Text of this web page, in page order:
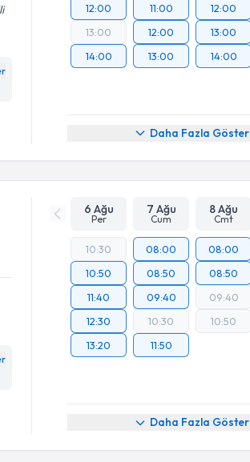
12:00
13:00
14:00
11:00
12:00
13:00
12:00
13:00
14:00
Daha Fazla Göster
6 Ağu
Per
7 Ağu
Cum
8 Ağu
Cmt
10:30
10:50
11:40
12:30
13:20
08:00
08:50
09:40
10:30
11:50
08:00
08:50
09:40
10:50
Daha Fazla Göster